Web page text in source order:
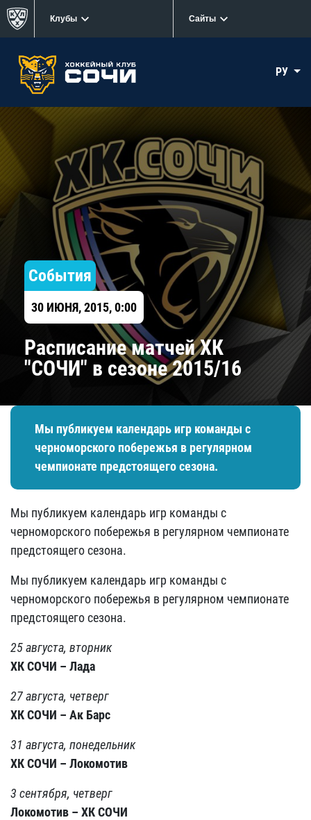
Клубы Сайты
РУ
События
30 ИЮНЯ, 2015, 0:00
Расписание матчей ХК
"СОЧИ" в сезоне 2015/16
​Мы публикуем календарь игр команды с
черноморского побережья в регулярном
чемпионате предстоящего сезона.
​Мы публикуем календарь игр команды с
черноморского побережья в регулярном чемпионате
предстоящего сезона.
Мы публикуем календарь игр команды с
черноморского побережья в регулярном чемпионате
предстоящего сезона.
25 августа, вторник
ХК СОЧИ – Лада
27 августа, четверг
ХК СОЧИ – Ак Барс
31 августа, понедельник
ХК СОЧИ – Локомотив
3 сентября, четверг
Локомотив – ХК СОЧИ